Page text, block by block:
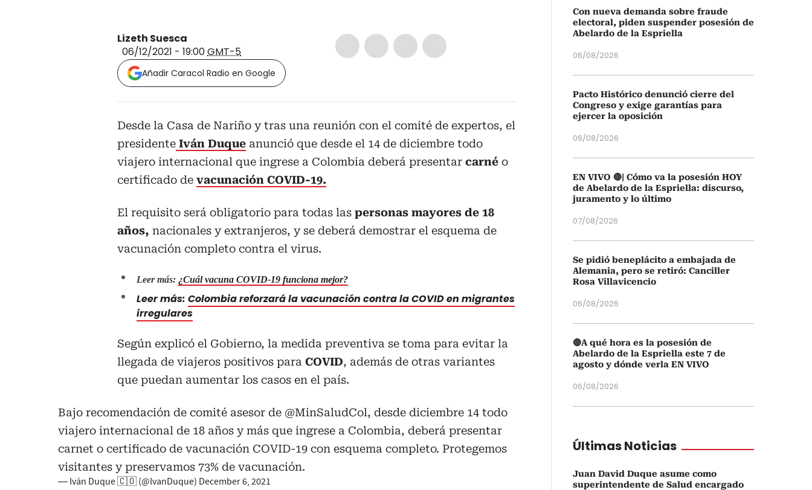
Lizeth Suesca
06/12/2021 - 19:00GMT-5
Añadir Caracol Radio en Google
Desde la Casa de Nariño y tras una reunión con el comité de expertos, el
presidente Iván Duque anunció que desde el 14 de diciembre todo
viajero internacional que ingrese a Colombia deberá presentar carné o
certificado de vacunación COVID-19.
El requisito será obligatorio para todas las personas mayores de 18
años, nacionales y extranjeros, y se deberá demostrar el esquema de
vacunación completo contra el virus.
Leer más: ¿Cuál vacuna COVID-19 funciona mejor?
Leer más: Colombia reforzará la vacunación contra la COVID en migrantes
irregulares
Según explicó el Gobierno, la medida preventiva se toma para evitar la
llegada de viajeros positivos para COVID, además de otras variantes
que puedan aumentar los casos en el país.
Bajo recomendación de comité asesor de @MinSaludCol, desde diciembre 14 todo
viajero internacional de 18 años y más que ingrese a Colombia, deberá presentar
carnet o certificado de vacunación COVID-19 con esquema completo. Protegemos
visitantes y preservamos 73% de vacunación.
— Iván Duque 🇨🇴 (@IvanDuque) December 6, 2021
Con nueva demanda sobre fraude
electoral, piden suspender posesión de
Abelardo de la Espriella
06/08/2026
Pacto Histórico denunció cierre del
Congreso y exige garantías para
ejercer la oposición
06/08/2026
EN VIVO 🔴| Cómo va la posesión HOY
de Abelardo de la Espriella: discurso,
juramento y lo último
07/08/2026
Se pidió beneplácito a embajada de
Alemania, pero se retiró: Canciller
Rosa Villavicencio
06/08/2026
🔴A qué hora es la posesión de
Abelardo de la Espriella este 7 de
agosto y dónde verla EN VIVO
06/08/2026
Últimas Noticias
Juan David Duque asume como
superintendente de Salud encargado